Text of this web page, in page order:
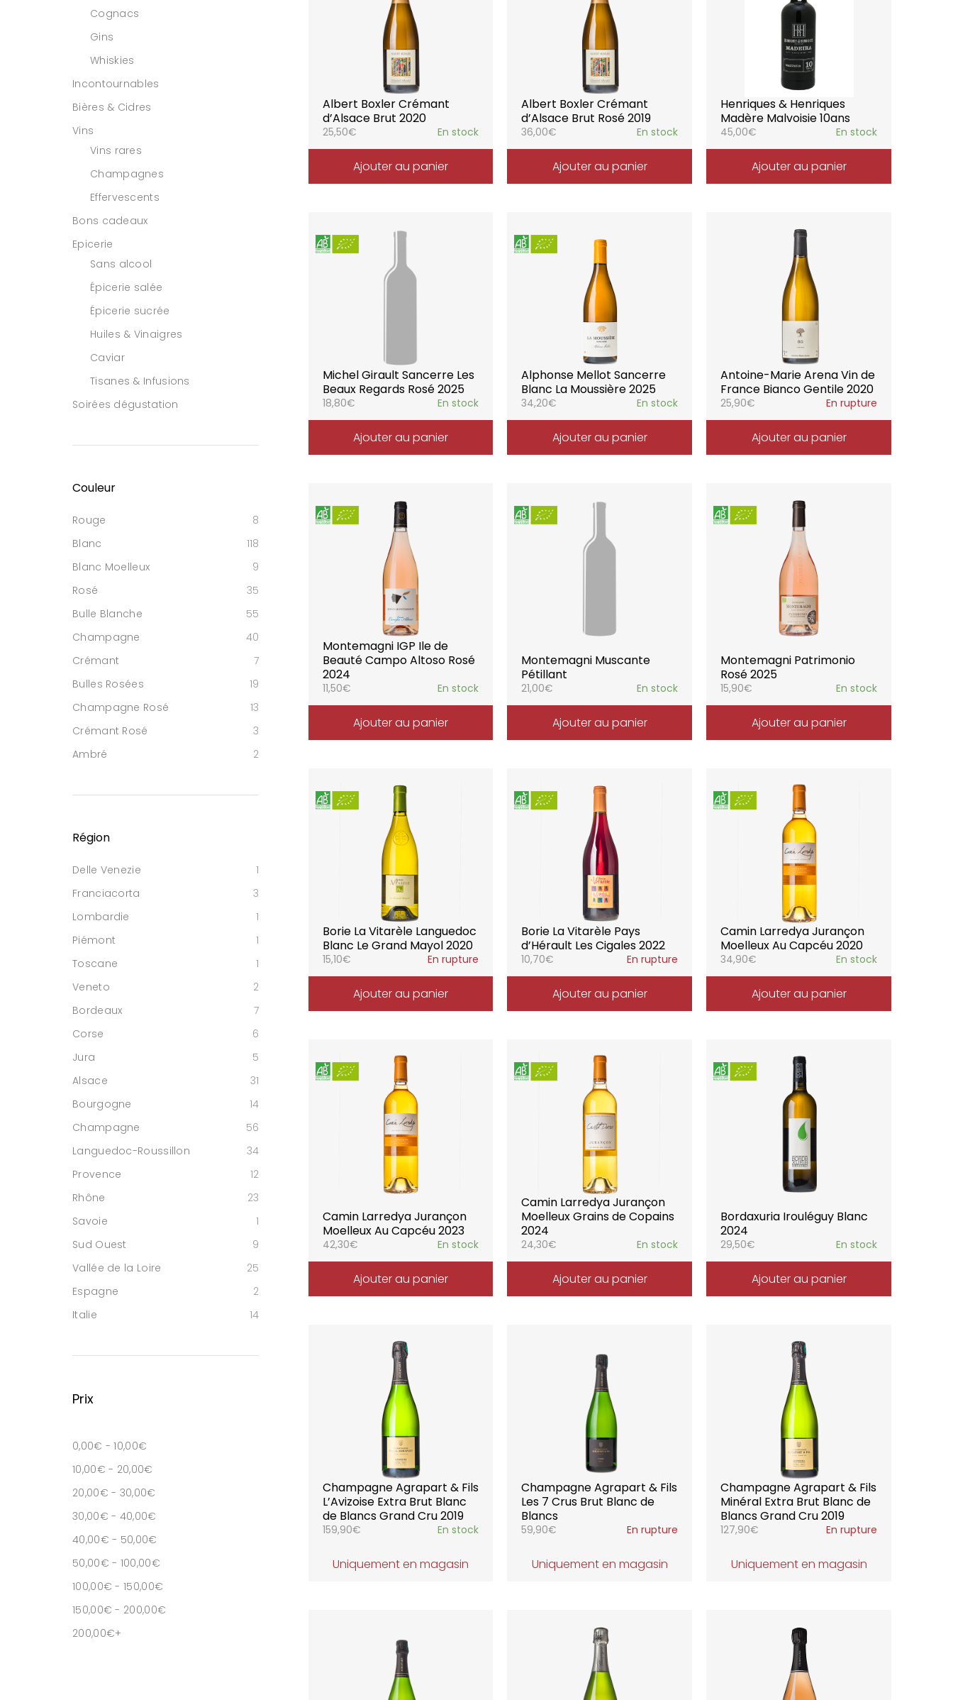
Albert Boxler Crémant
d’Alsace Brut 2020
25,50€ En stock
Ajouter au panier
Albert Boxler Crémant
d’Alsace Brut Rosé 2019
36,00€ En stock
Ajouter au panier
Henriques & Henriques
Madère Malvoisie 10ans
45,00€ En stock
Ajouter au panier
Michel Girault Sancerre Les
Beaux Regards Rosé 2025
18,80€ En stock
Ajouter au panier
Alphonse Mellot Sancerre
Blanc La Moussière 2025
34,20€ En stock
Ajouter au panier
Antoine-Marie Arena Vin de
France Bianco Gentile 2020
25,90€ En rupture
Ajouter au panier
Montemagni IGP Ile de
Beauté Campo Altoso Rosé
2024
11,50€ En stock
Ajouter au panier
Montemagni Muscante
Pétillant
21,00€ En stock
Ajouter au panier
Montemagni Patrimonio
Rosé 2025
15,90€ En stock
Ajouter au panier
Borie La Vitarèle Languedoc
Blanc Le Grand Mayol 2020
15,10€ En rupture
Ajouter au panier
Borie La Vitarèle Pays
d’Hérault Les Cigales 2022
10,70€ En rupture
Ajouter au panier
Camin Larredya Jurançon
Moelleux Au Capcéu 2020
34,90€ En stock
Ajouter au panier
Camin Larredya Jurançon
Moelleux Au Capcéu 2023
42,30€ En stock
Ajouter au panier
Camin Larredya Jurançon
Moelleux Grains de Copains
2024
24,30€ En stock
Ajouter au panier
Bordaxuria Irouléguy Blanc
2024
29,50€ En stock
Ajouter au panier
Champagne Agrapart & Fils
L’Avizoise Extra Brut Blanc
de Blancs Grand Cru 2019
159,90€ En stock
Uniquement en magasin
Champagne Agrapart & Fils
Les 7 Crus Brut Blanc de
Blancs
59,90€ En rupture
Uniquement en magasin
Champagne Agrapart & Fils
Minéral Extra Brut Blanc de
Blancs Grand Cru 2019
127,90€ En rupture
Uniquement en magasin
Cognacs
Gins
Whiskies
Incontournables
Bières & Cidres
Vins
Vins rares
Champagnes
Effervescents
Bons cadeaux
Epicerie
Sans alcool
Épicerie salée
Épicerie sucrée
Huiles & Vinaigres
Caviar
Tisanes & Infusions
Soirées dégustation
Couleur
Rouge
8
Blanc
118
Blanc Moelleux
9
Rosé
35
Bulle Blanche
55
Champagne
40
Crémant
7
Bulles Rosées
19
Champagne Rosé
13
Crémant Rosé
3
Ambré
2
Région
Delle Venezie
1
Franciacorta
3
Lombardie
1
Piémont
1
Toscane
1
Veneto
2
Bordeaux
7
Corse
6
Jura
5
Alsace
31
Bourgogne
14
Champagne
56
Languedoc-Roussillon
34
Provence
12
Rhône
23
Savoie
1
Sud Ouest
9
Vallée de la Loire
25
Espagne
2
Italie
14
Prix
0,00€ -10,00€
10,00€ - 20,00€
20,00€ - 30,00€
30,00€ - 40,00€
40,00€ - 50,00€
50,00€ - 100,00€
100,00€ -150,00€
150,00€ - 200,00€
200,00€+